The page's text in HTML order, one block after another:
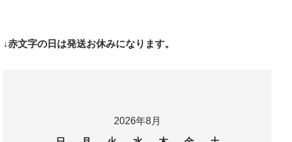
↓赤文字の日は発送お休みになります。
2026年8月